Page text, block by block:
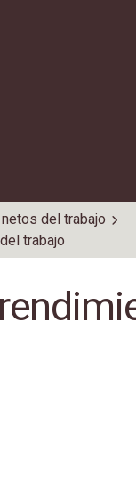
del trabajo
trabajo